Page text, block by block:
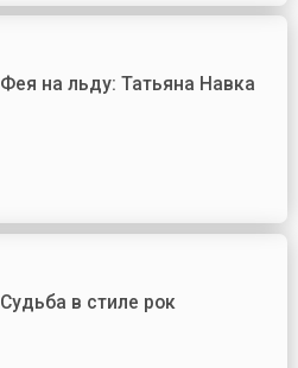
Фея на льду: Татьяна Навка
Судьба в стиле рок